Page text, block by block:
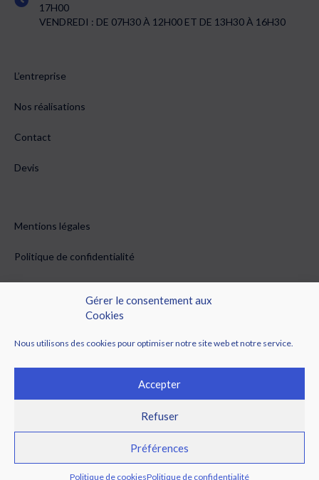
Gérer le consentement aux
Cookies
Nous utilisons des cookies pour optimiser notre site web et notre service.
Accepter
Refuser
Préférences
Politique de cookiesPolitique de confidentialité
17H00
VENDREDI : DE 07H30 À 12H00 ET DE 13H30 À 16H30
L’entreprise
Nos réalisations
Contact
Devis
Mentions légales
Politique de confidentialité
Politique de cookies (EU)
© 2026 Rabian Metallerie. Tous droits réservés. Une création
Wazacom.